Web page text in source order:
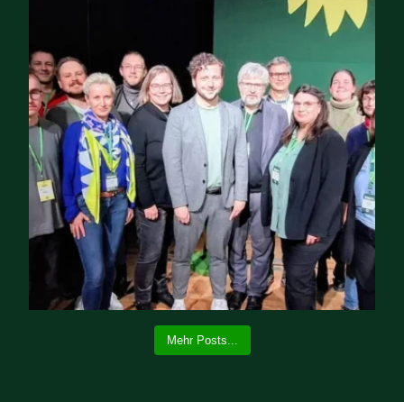
Mehr Posts...